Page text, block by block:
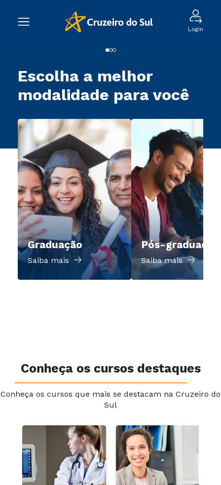
Login
Escolha a melhor
modalidade para você
Graduação
Saiba mais
Pós-graduação
Saiba mais
Conheça os cursos destaques
Conheça os cursos que mais se destacam na Cruzeiro do
Sul